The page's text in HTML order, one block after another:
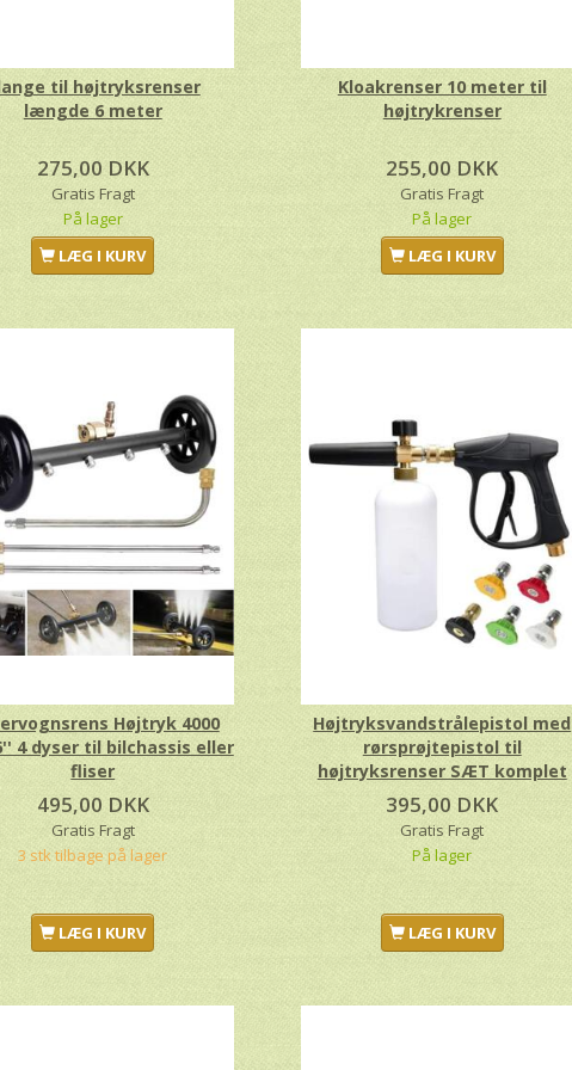
til højtryksrenser
længde 6 meter
275,00 DKK
Gratis Fragt
På lager
LÆG I KURV
Kloakrenser 10 meter til
højtrykrenser
255,00 DKK
Gratis Fragt
På lager
LÆG I KURV
Højtryk 4000
4 dyser til bilchassis eller
fliser
495,00 DKK
Gratis Fragt
3 stk tilbage på lager
LÆG I KURV
Højtryksvandstrålepistol med
rørsprøjtepistol til
højtryksrenser SÆT komplet
395,00 DKK
Gratis Fragt
På lager
LÆG I KURV